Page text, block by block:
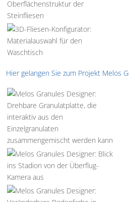
Hier gelangen Sie zum Projekt Melos